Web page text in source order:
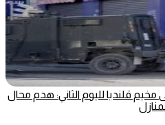
مخيم قلنديا لليوم الثاني: هدم محال